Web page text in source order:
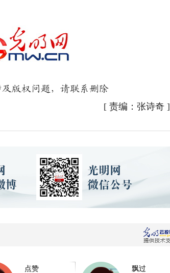
版权问题，请联系删除
[ 责编：张诗奇]
点赞 飘过